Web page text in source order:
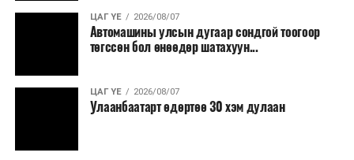
ЦАГ ҮЕ 2026/08/07
Автомашины улсын дугаар сондгой тоогоор
төгссөн бол өнөөдөр шатахуун...
ЦАГ ҮЕ 2026/08/07
Улаанбаатарт өдөртөө 30 хэм дулаан